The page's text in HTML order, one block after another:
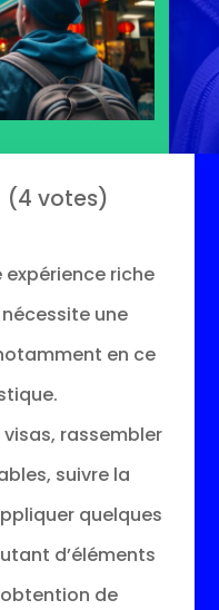
votes)
riche
une
en ce
rassembler
suivre la
quelques
d’éléments
de